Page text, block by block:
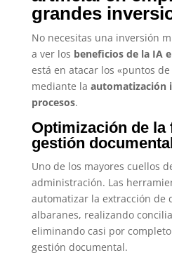
grandes
No necesitas una inversión
a ver los beneficios de la IA
está en atacar los «puntos
mediante la automatización
procesos.
Optimización de la
gestión
Uno de los mayores cuellos
administración. Las
automatizar la extracción de
albaranes, realizando
eliminando casi por
gestión documental.